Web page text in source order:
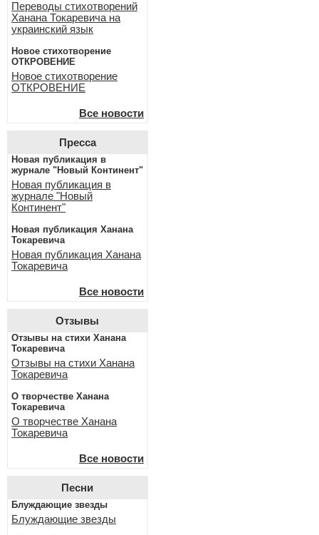
Переводы стихотворений
Ханана Токаревича на
украинский язык
Новое стихотворение
ОТКРОВЕНИЕ
Новое стихотворение
ОТКРОВЕНИЕ
Все новости
Пресса
Новая публикация в
журнале "Новый Континент"
Новая публикация в
журнале "Новый
Континент"
Новая публикация Ханана
Токаревича
Новая публикация Ханана
Токаревича
Все новости
Отзывы
Отзывы на стихи Ханана
Токаревича
Отзывы на стихи Ханана
Токаревича
О творчестве Ханана
Токаревича
О творчестве Ханана
Токаревича
Все новости
Песни
Блуждающие звезды
Блуждающие звезды